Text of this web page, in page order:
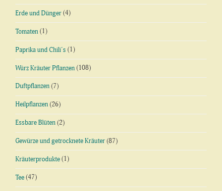
Erde und Dünger (4)
Tomaten (1)
Paprika und Chili´s (1)
Würz Kräuter Pflanzen (108)
Duftpflanzen (7)
Heilpflanzen (26)
Essbare Blüten (2)
Gewürze und getrocknete Kräuter (87)
Kräuterprodukte (1)
Tee (47)